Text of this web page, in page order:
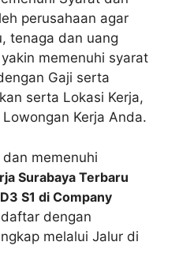
perusahaan agar
tenaga dan uang
memenuhi syarat
Gaji serta
serta Lokasi Kerja,
Kerja Anda.
memenuhi
Surabaya Terbaru
S1 di Company
dengan
melalui Jalur di